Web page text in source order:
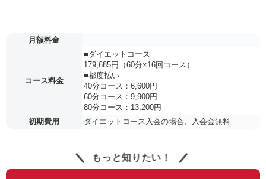
月額料金
コース料金
■ダイエットコース
179,685円（60分×16回コース）
■都度払い
40分コース：6,600円
60分コース：9,900円
80分コース：13,200円
初期費用
ダイエットコース入会の場合、入会金無料
もっと知りたい！